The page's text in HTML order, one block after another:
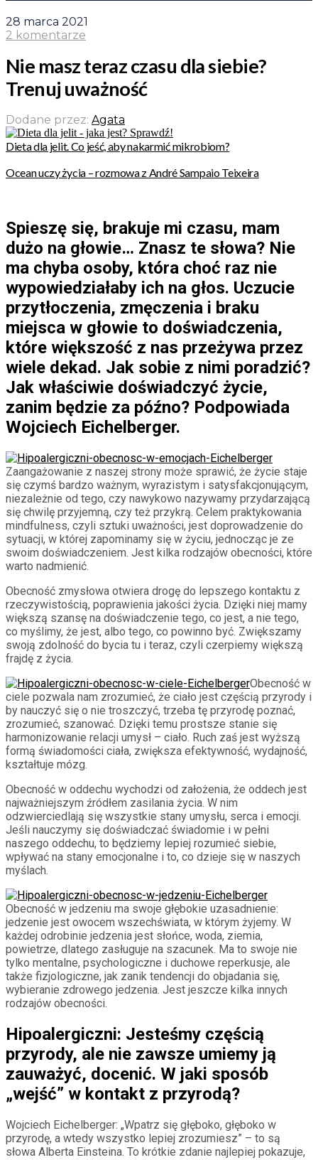
28 marca 2021
2 komentarze
Nie masz teraz czasu dla siebie?
Trenuj uważność
Dodane przez: Agata
Dieta dla jelit. Co jeść, aby nakarmić mikrobiom?
Ocean uczy życia – rozmowa z André Sampaio Teixeira
Spieszę się, brakuje mi czasu, mam
dużo na głowie… Znasz te słowa? Nie
ma chyba osoby, która choć raz nie
wypowiedziałaby ich na głos. Uczucie
przytłoczenia, zmęczenia i braku
miejsca w głowie to doświadczenia,
które większość z nas przeżywa przez
wiele dekad. Jak sobie z nimi poradzić?
Jak właściwie doświadczyć życie,
zanim będzie za późno? Podpowiada
Wojciech Eichelberger.
Zaangażowanie z naszej strony może sprawić, że życie staje
się czymś bardzo ważnym, wyrazistym i satysfakcjonującym,
niezależnie od tego, czy nawykowo nazywamy przydarzającą
się chwilę przyjemną, czy też przykrą. Celem praktykowania
mindfulness, czyli sztuki uważności, jest doprowadzenie do
sytuacji, w której zapominamy się w życiu, jednocząc je ze
swoim doświadczeniem. Jest kilka rodzajów obecności, które
warto nadmienić.
Obecność zmysłowa otwiera drogę do lepszego kontaktu z
rzeczywistością, poprawienia jakości życia. Dzięki niej mamy
większą szansę na doświadczenie tego, co jest, a nie tego,
co myślimy, że jest, albo tego, co powinno być. Zwiększamy
swoją zdolność do bycia tu i teraz, czyli czerpiemy większą
frajdę z życia.
Obecność w
ciele pozwala nam zrozumieć, że ciało jest częścią przyrody i
by nauczyć się o nie troszczyć, trzeba tę przyrodę poznać,
zrozumieć, szanować. Dzięki temu prostsze stanie się
harmonizowanie relacji umysł – ciało. Ruch zaś jest wyższą
formą świadomości ciała, zwiększa efektywność, wydajność,
kształtuje mózg.
Obecność w oddechu wychodzi od założenia, że oddech jest
najważniejszym źródłem zasilania życia. W nim
odzwierciedlają się wszystkie stany umysłu, serca i emocji.
Jeśli nauczymy się doświadczać świadomie i w pełni
naszego oddechu, to będziemy lepiej rozumieć siebie,
wpływać na stany emocjonalne i to, co dzieje się w naszych
myślach.
Obecność w jedzeniu ma swoje głębokie uzasadnienie:
jedzenie jest owocem wszechświata, w którym żyjemy. W
każdej odrobinie jedzenia jest słońce, woda, ziemia,
powietrze, dlatego zasługuje na szacunek. Ma to swoje nie
tylko mentalne, psychologiczne i duchowe reperkusje, ale
także fizjologiczne, jak zanik tendencji do objadania się,
wybieranie zdrowego jedzenia. Jest jeszcze kilka innych
rodzajów obecności.
Hipoalergiczni: Jesteśmy częścią
przyrody, ale nie zawsze umiemy ją
zauważyć, docenić. W jaki sposób
„wejść” w kontakt z przyrodą?
Wojciech Eichelberger: „Wpatrz się głęboko, głęboko w
przyrodę, a wtedy wszystko lepiej zrozumiesz” – to są
słowa Alberta Einsteina. To krótkie zdanie najlepiej pokazuje,